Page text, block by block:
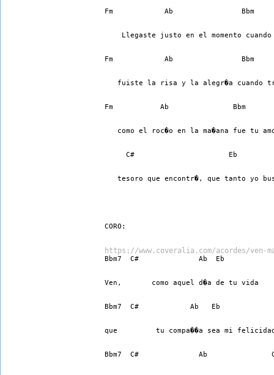
Fm            Ab                Bbm
Llegaste justo en el momento cuando
Fm            Ab                Bbm
fuiste la risa y la alegr�a cuando
Fm           Ab               Bbm
como el roc�o en la ma�ana fue tu
     C#                      Eb
tesoro que encontr�, que tanto yo
CORO:
https://www.coveralia.com/acordes/ven-
Bbm7  C#              Ab  Eb
Ven,       como aquel d�a de tu vida
Bbm7  C#            Ab   Eb
que         tu compa��a sea mi
Bbm7  C#              Ab